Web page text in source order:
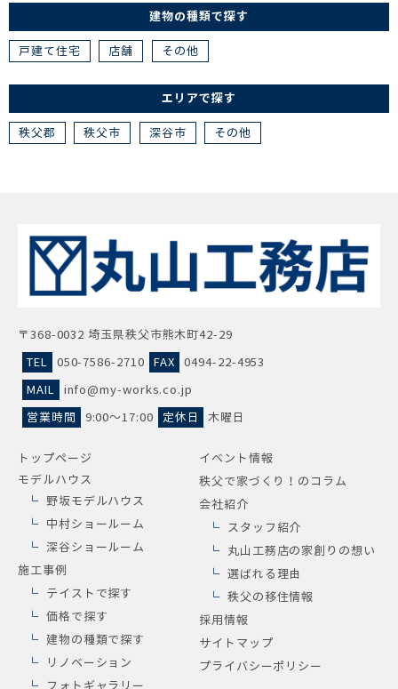
建物の種類で探す
戸建て住宅 店舗 その他
エリアで探す
秩父郡 秩父市 深谷市 その他
〒368-0032 埼玉県秩父市熊木町42-29
TEL
050-7586-2710 FAX
0494-22-4953
MAIL
info@my-works.co.jp
営業時間
9:00～17:00 定休日 木曜日
トップページ
モデルハウス
野坂モデルハウス
中村ショールーム
深谷ショールーム
施工事例
テイストで探す
価格で探す
建物の種類で探す
リノベーション
イベント情報
秩父で家づくり！のコラム
会社紹介
スタッフ紹介
丸山工務店の家創りの想い
選ばれる理由
秩父の移住情報
採用情報
サイトマップ
プライバシーポリシー